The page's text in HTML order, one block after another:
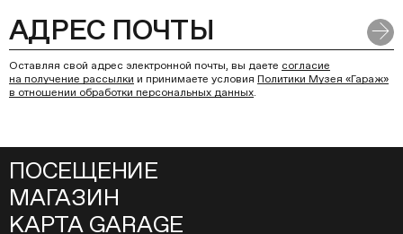
Оставляя свой адрес электронной почты, вы даете согласие
на получение рассылки и принимаете условия Политики Музея «Гараж»
в отношении обработки персональных данных.
ПОСЕЩЕНИЕ
МАГАЗИН
КАРТА GARAGE